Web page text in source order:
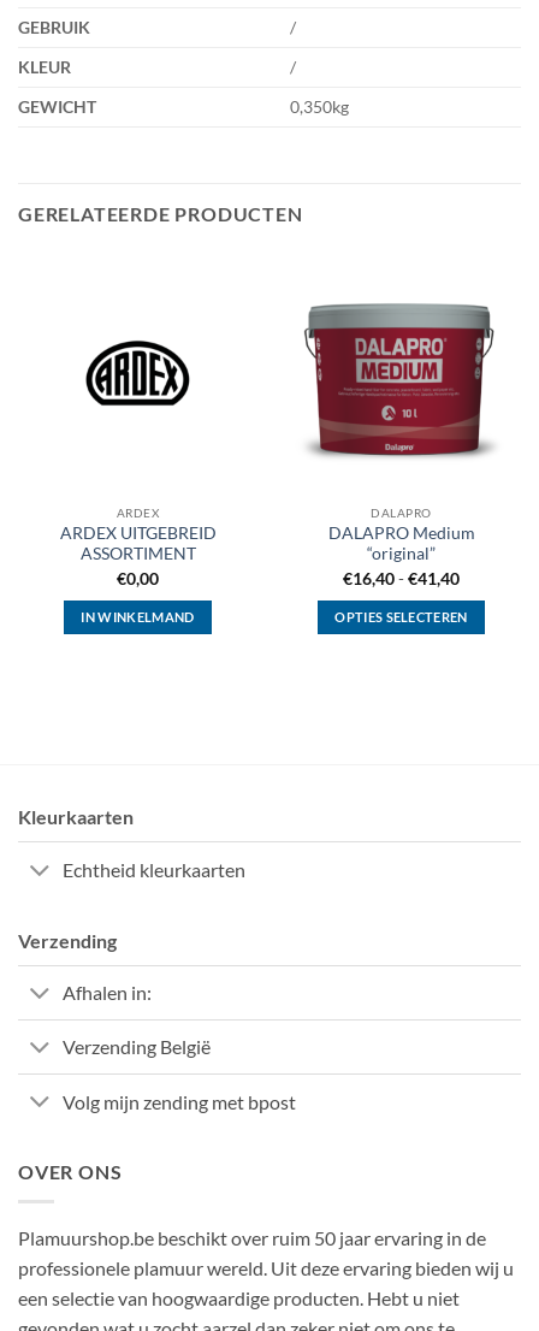
GEBRUIK
/
KLEUR
/
GEWICHT
0,350kg
GERELATEERDE PRODUCTEN
ARDEX
ARDEX UITGEBREID
ASSORTIMENT
€0,00
IN WINKELMAND
DALAPRO
DALAPRO Medium
“original”
€16,40-€41,40
tot
€41,40
OPTIES SELECTEREN
gekozen
Kleurkaarten
Echtheid kleurkaarten
Verzending
Afhalen in:
Verzending België
Volg mijn zending met bpost
OVER ONS
Plamuurshop.be beschikt over ruim 50 jaar ervaring in de
professionele plamuur wereld. Uit deze ervaring bieden wij u
een selectie van hoogwaardige producten. Hebt u niet